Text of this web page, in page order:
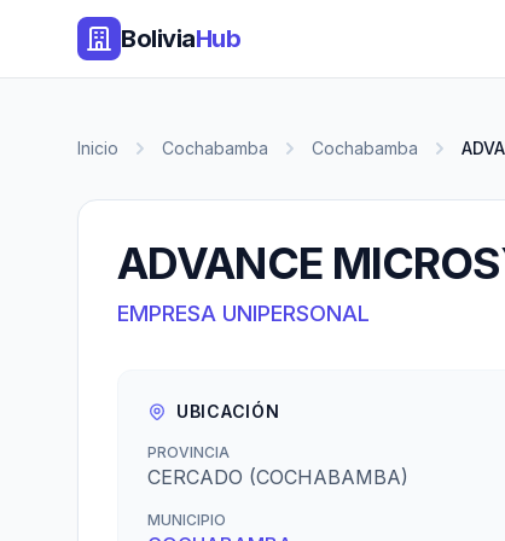
BoliviaHub
Inicio Cochabamba Cochabamba
ADVANCE
EMPRESA UNIPERSONAL
UBICACIÓN
PROVINCIA
CERCADO (COCHABAMBA)
MUNICIPIO